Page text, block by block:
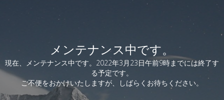
メンテナンス中です。
現在、メンテナンス中です。2022年3月23日午前9時までには終了す
る予定です。
ご不便をおかけいたしますが、しばらくお待ちください。